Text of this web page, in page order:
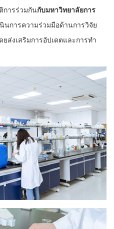
การร่วมกันกับมหาวิทยาลัยการ
นการความร่วมมือด้านการวิจัย
ส่งเสริมการอัปเดตและการทำ